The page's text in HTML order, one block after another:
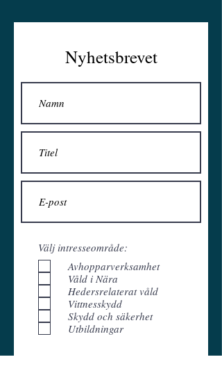
Nyhetsbrevet
Välj intresseområde:
Avhopparverksamhet
Våld i Nära
Hedersrelaterat våld
Vittnesskydd
Skydd och säkerhet
Utbildningar